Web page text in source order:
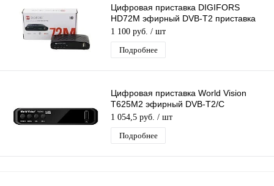
Цифровая приставка DIGIFORS
HD72M эфирный DVB-T2 приставка
бесплатное тв TV-тюнер медиаплеер
IPTV
1 100 руб. / шт
Подробнее
Цифровая приставка World Vision
T625M2 эфирный DVB-T2/C
бесплатное тв TV-тюнер медиаплеер
1 054,5 руб. / шт
Подробнее